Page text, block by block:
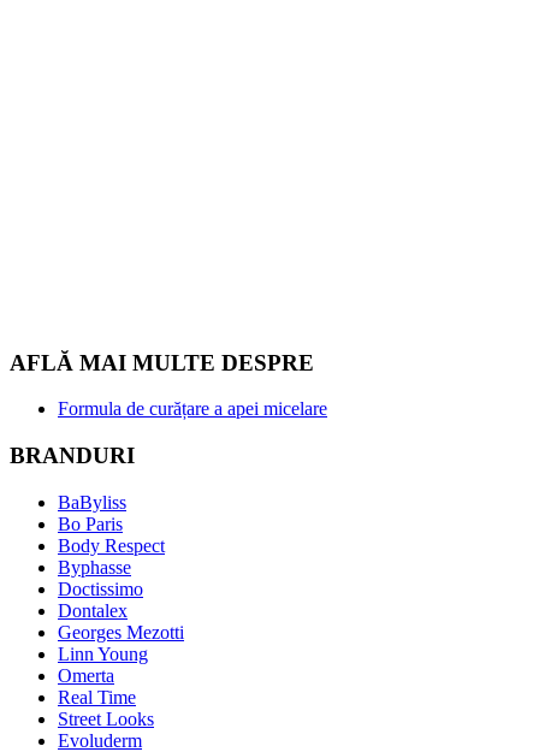
AFLĂ MAI MULTE DESPRE
Formula de curățare a apei micelare
BRANDURI
BaByliss
Bo Paris
Body Respect
Byphasse
Doctissimo
Dontalex
Georges Mezotti
Linn Young
Omerta
Real Time
Street Looks
Evoluderm